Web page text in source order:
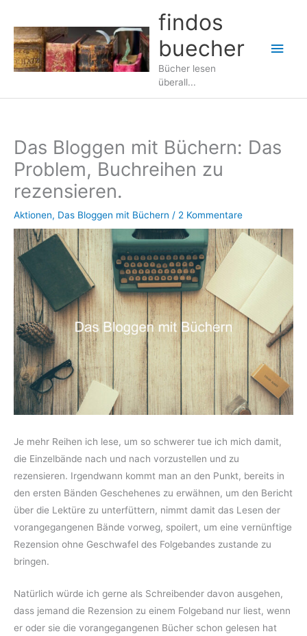
Inhalt
springen
findos
buecher
Bücher lesen
überall...
Das Bloggen mit Büchern: Das
Problem, Buchreihen zu
rezensieren.
Aktionen, Das Bloggen mit Büchern / 2 Kommentare
Je mehr Reihen ich lese, um so schwerer tue ich mich damit,
die Einzelbände nach und nach vorzustellen und zu
rezensieren. Irgendwann kommt man an den Punkt, bereits in
den ersten Bänden Geschehenes zu erwähnen, um den Bericht
über die Lektüre zu unterfüttern, nimmt damit das Lesen der
vorangegangenen Bände vorweg, spoilert, um eine vernünftige
Rezension ohne Geschwafel des Folgebandes zustande zu
bringen.
Natürlich würde ich gerne als Schreibender davon ausgehen,
dass jemand die Rezension zu einem Folgeband nur liest, wenn
er oder sie die vorangegangenen Bücher schon gelesen hat